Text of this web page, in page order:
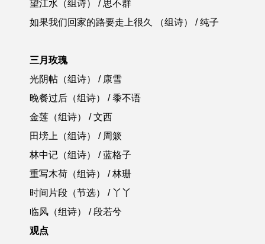
望江水（组诗） / 思不群
如果我们回家的路要走上很久 （组诗） / 纯子
三月玫瑰
光阴帖（组诗） / 康雪
晚餐过后（组诗） / 黍不语
金莲（组诗） / 文西
田塝上（组诗） / 周簌
林中记（组诗） / 蓝格子
重写木荷（组诗） / 林珊
时间片段（节选） / 丫丫
临风（组诗） / 段若兮
观点